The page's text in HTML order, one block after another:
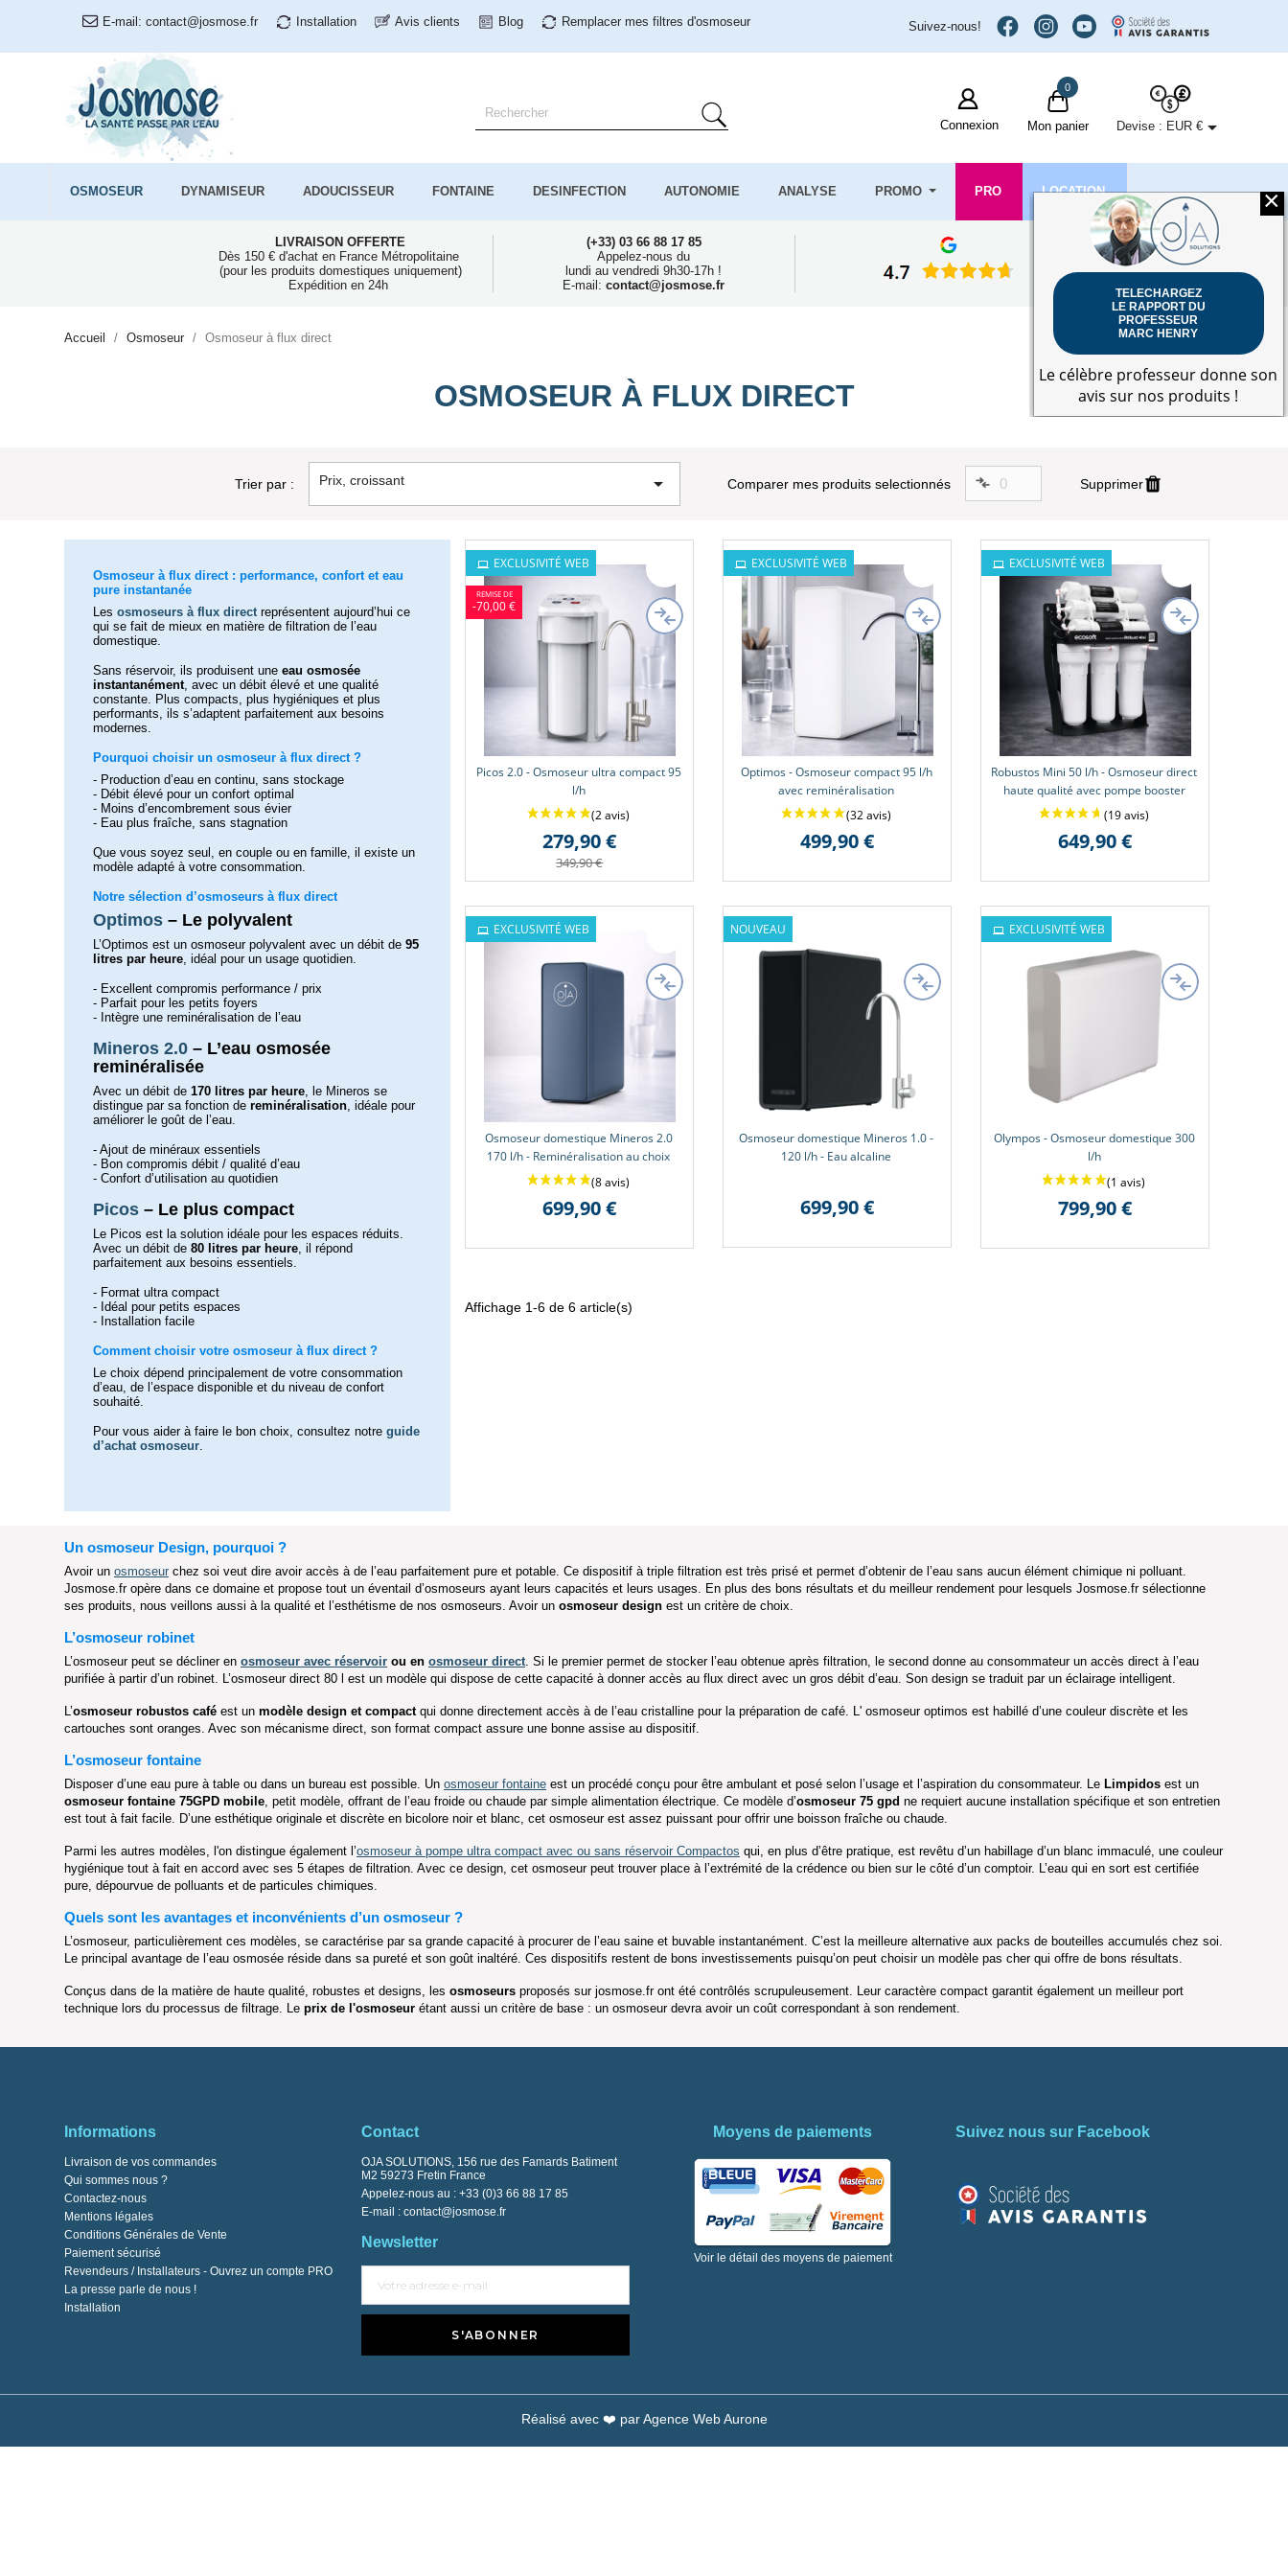
E-mail: contact@josmose.fr Installation Avis clients Blog Remplacer mes filtres d'osmoseur Suivez-nous!
Connexion Mon panier
0
Devise : EUR €
OSMOSEUR DYNAMISEUR ADOUCISSEUR FONTAINE DESINFECTION AUTONOMIE ANALYSE PROMO PRO LOCATION
LIVRAISON OFFERTE
Dès 150 € d'achat en France Métropolitaine
(pour les produits domestiques uniquement)
Expédition en 24h
(+33) 03 66 88 17 85
Appelez-nous du
lundi au vendredi 9h30-17h !
E-mail: contact@josmose.fr
Accueil Osmoseur Osmoseur à flux direct
×
TELECHARGEZ
LE RAPPORT DU
PROFESSEUR
MARC HENRY
Le célèbre professeur donne son
avis sur nos produits !
OSMOSEUR À FLUX DIRECT
Trier par : Prix, croissant  Comparer mes produits selectionnés 0 Supprimer
Picos 2.0 - Osmoseur ultra compact 95
l/h
279,90 €
349,90 €
EXCLUSIVITÉ WEB
-70,00 €
Optimos - Osmoseur compact 95 l/h
avec reminéralisation
499,90 €
EXCLUSIVITÉ WEB
Robustos Mini 50 l/h - Osmoseur direct
haute qualité avec pompe booster
649,90 €
EXCLUSIVITÉ WEB
Osmoseur domestique Mineros 2.0
170 l/h - Reminéralisation au choix
(8 avis)
699,90 €
EXCLUSIVITÉ WEB
Osmoseur domestique Mineros 1.0 -
120 l/h - Eau alcaline
699,90 €
NOUVEAU
Olympos - Osmoseur domestique 300
l/h
799,90 €
EXCLUSIVITÉ WEB
Affichage 1-6 de 6 article(s)
Osmoseur à flux direct : performance, confort et eau
pure instantanée
Les osmoseurs à flux direct représentent aujourd’hui ce
qui se fait de mieux en matière de filtration de l’eau
domestique.
Sans réservoir, ils produisent une eau osmosée
instantanément, avec un débit élevé et une qualité
constante. Plus compacts, plus hygiéniques et plus
performants, ils s’adaptent parfaitement aux besoins
modernes.
Pourquoi choisir un osmoseur à flux direct ?
- Production d’eau en continu, sans stockage
- Débit élevé pour un confort optimal
- Moins d’encombrement sous évier
- Eau plus fraîche, sans stagnation
Que vous soyez seul, en couple ou en famille, il existe un
modèle adapté à votre consommation.
Notre sélection d’osmoseurs à flux direct
Optimos – Le polyvalent
L’Optimos est un osmoseur polyvalent avec un débit de 95
litres par heure , idéal pour un usage quotidien.
- Excellent compromis performance / prix
- Parfait pour les petits foyers
- Intègre une reminéralisation de l’eau
Mineros 2.0 – L’eau osmosée
reminéralisée
Avec un débit de 170 litres par heure , le Mineros se
distingue par sa fonction de reminéralisation , idéale pour
améliorer le goût de l’eau.
- Ajout de minéraux essentiels
- Bon compromis débit / qualité d’eau
- Confort d’utilisation au quotidien
Picos – Le plus compact
Le Picos est la solution idéale pour les espaces réduits.
Avec un débit de 80 litres par heure , il répond
parfaitement aux besoins essentiels.
- Format ultra compact
- Idéal pour petits espaces
- Installation facile
Comment choisir votre osmoseur à flux direct ?
Le choix dépend principalement de votre consommation
d’eau, de l’espace disponible et du niveau de confort
souhaité.
Pour vous aider à faire le bon choix, consultez notre guide
d’achat osmoseur
Un osmoseur Design, pourquoi ?
Avoir un osmoseur chez soi veut dire avoir accès à de l’eau parfaitement pure et potable. Ce dispositif à triple filtration est très prisé et permet d’obtenir de l’eau sans aucun élément chimique ni polluant.
Josmose.fr opère dans ce domaine et propose tout un éventail d’osmoseurs ayant leurs capacités et leurs usages. En plus des bons résultats et du meilleur rendement pour lesquels Josmose.fr sélectionne
ses produits, nous veillons aussi à la qualité et l’esthétisme de nos osmoseurs. Avoir un osmoseur design est un critère de choix.
L’osmoseur robinet
L’osmoseur peut se décliner en osmoseur avec réservoir ou en osmoseur direct . Si le premier permet de stocker l’eau obtenue après filtration, le second donne au consommateur un accès direct à l’eau
purifiée à partir d’un robinet. L’osmoseur direct 80 l est un modèle qui dispose de cette capacité à donner accès au flux direct avec un gros débit d’eau. Son design se traduit par un éclairage intelligent.
L’osmoseur robustos café est un modèle design et compactqui donne directement accès à de l’eau cristalline pour la préparation de café. L' osmoseur optimos est habillé d’une couleur discrète et les
cartouches sont oranges. Avec son mécanisme direct, son format compact assure une bonne assise au dispositif.
L’osmoseur fontaine
Disposer d’une eau pure à table ou dans un bureau est possible. Un osmoseur fontaine est un procédé conçu pour être ambulant et posé selon l’usage et l’aspiration du consommateur. Le Limpidos est un
osmoseur fontaine 75GPD mobile , petit modèle, offrant de l’eau froide ou chaude par simple alimentation électrique. Ce modèle d’osmoseur 75 gpd ne requiert aucune installation spécifique et son entretien
est tout à fait facile. D’une esthétique originale et discrète en bicolore noir et blanc, cet osmoseur est assez puissant pour offrir une boisson fraîche ou chaude.
Parmi les autres modèles, l'on distingue également l’osmoseur à pompe ultra compact avec ou sans réservoir Compactos qui, en plus d’être pratique, est revêtu d’un habillage d’un blanc immaculé, une couleur
hygiénique tout à fait en accord avec ses 5 étapes de filtration. Avec ce design, cet osmoseur peut trouver place à l’extrémité de la crédence ou bien sur le côté d’un comptoir. L’eau qui en sort est certifiée
pure, dépourvue de polluants et de particules chimiques.
Quels sont les avantages et inconvénients d’un osmoseur ?
L’osmoseur, particulièrement ces modèles, se caractérise par sa grande capacité à procurer de l’eau saine et buvable instantanément. C’est la meilleure alternative aux packs de bouteilles accumulés chez soi.
Le principal avantage de l’eau osmosée réside dans sa pureté et son goût inaltéré. Ces dispositifs restent de bons investissements puisqu’on peut choisir un modèle pas cher qui offre de bons résultats.
Conçus dans de la matière de haute qualité, robustes et designs, les osmoseurs proposés sur josmose.fr ont été contrôlés scrupuleusement. Leur caractère compact garantit également un meilleur port
technique lors du processus de filtrage. Le prix de l'osmoseur étant aussi un critère de base : un osmoseur devra avoir un coût correspondant à son rendement.
Informations
Livraison de vos commandes
Qui sommes nous ?
Contactez-nous
Mentions légales
Conditions Générales de Vente
Paiement sécurisé
Revendeurs / Installateurs - Ouvrez un compte PRO
La presse parle de nous !
Installation
Contact
OJA SOLUTIONS, 156 rue des Famards Batiment
M2 59273 Fretin France
Appelez-nous au : +33 (0)3 66 88 17 85
E-mail : contact@josmose.fr
Newsletter
S'ABONNER
Moyens de paiements
Voir le détail des moyens de paiement
Suivez nous sur Facebook
Réalisé avec ❤️ parAgence Web Aurone